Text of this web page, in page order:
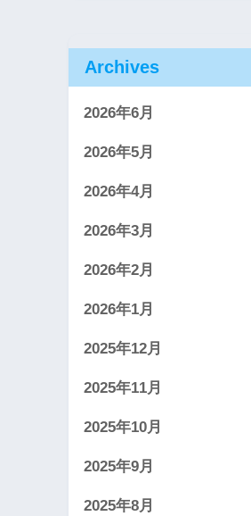
Archives
2026年6月
2026年5月
2026年4月
2026年3月
2026年2月
2026年1月
2025年12月
2025年11月
2025年10月
2025年9月
2025年8月